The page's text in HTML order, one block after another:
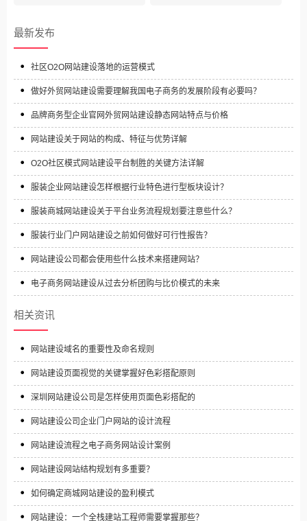
最新发布
社区O2O网站建设落地的运营模式
做好外贸网站建设需要理解我国电子商务的发展阶段有必要吗？
品牌商务型企业官网外贸网站建设静态网站特点与价格
网站建设关于网站的构成、特征与优势详解
O2O社区模式网站建设平台制胜的关键方法详解
服装企业网站建设怎样根据行业特色进行型板块设计？
服装商城网站建设关于平台业务流程规划要注意些什么？
服装行业门户网站建设之前如何做好可行性报告？
网站建设公司都会使用些什么技术来搭建网站？
电子商务网站建设从过去分析团购与比价模式的未来
相关资讯
网站建设域名的重要性及命名规则
网站建设页面视觉的关键掌握好色彩搭配原则
深圳网站建设公司是怎样使用页面色彩搭配的
网站建设公司企业门户网站的设计流程
网站建设流程之电子商务网站设计案例
网站建设网站结构规划有多重要？
如何确定商城网站建设的盈利模式
网站建设：一个全栈建站工程师需要掌握那些？